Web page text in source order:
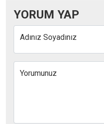
YORUM YAP
Adınız Soyadınız
Yorumunuz